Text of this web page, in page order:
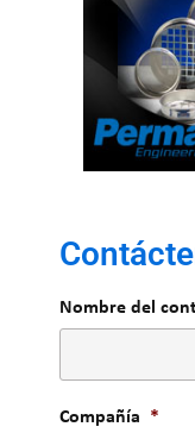
Nombre del
Compañía *